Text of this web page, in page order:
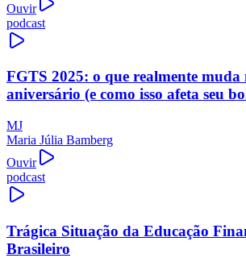
Ouvir
podcast
FGTS 2025: o que realmente muda
aniversário (e como isso afeta seu
MJ
Maria Júlia Bamberg
Ouvir
podcast
Trágica Situação da Educação
Brasileiro